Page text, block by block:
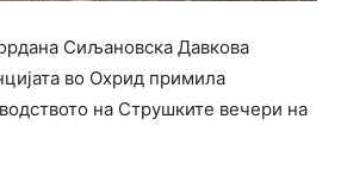
Сиљановска Давкова
во Охрид примила
на Струшките вечери на